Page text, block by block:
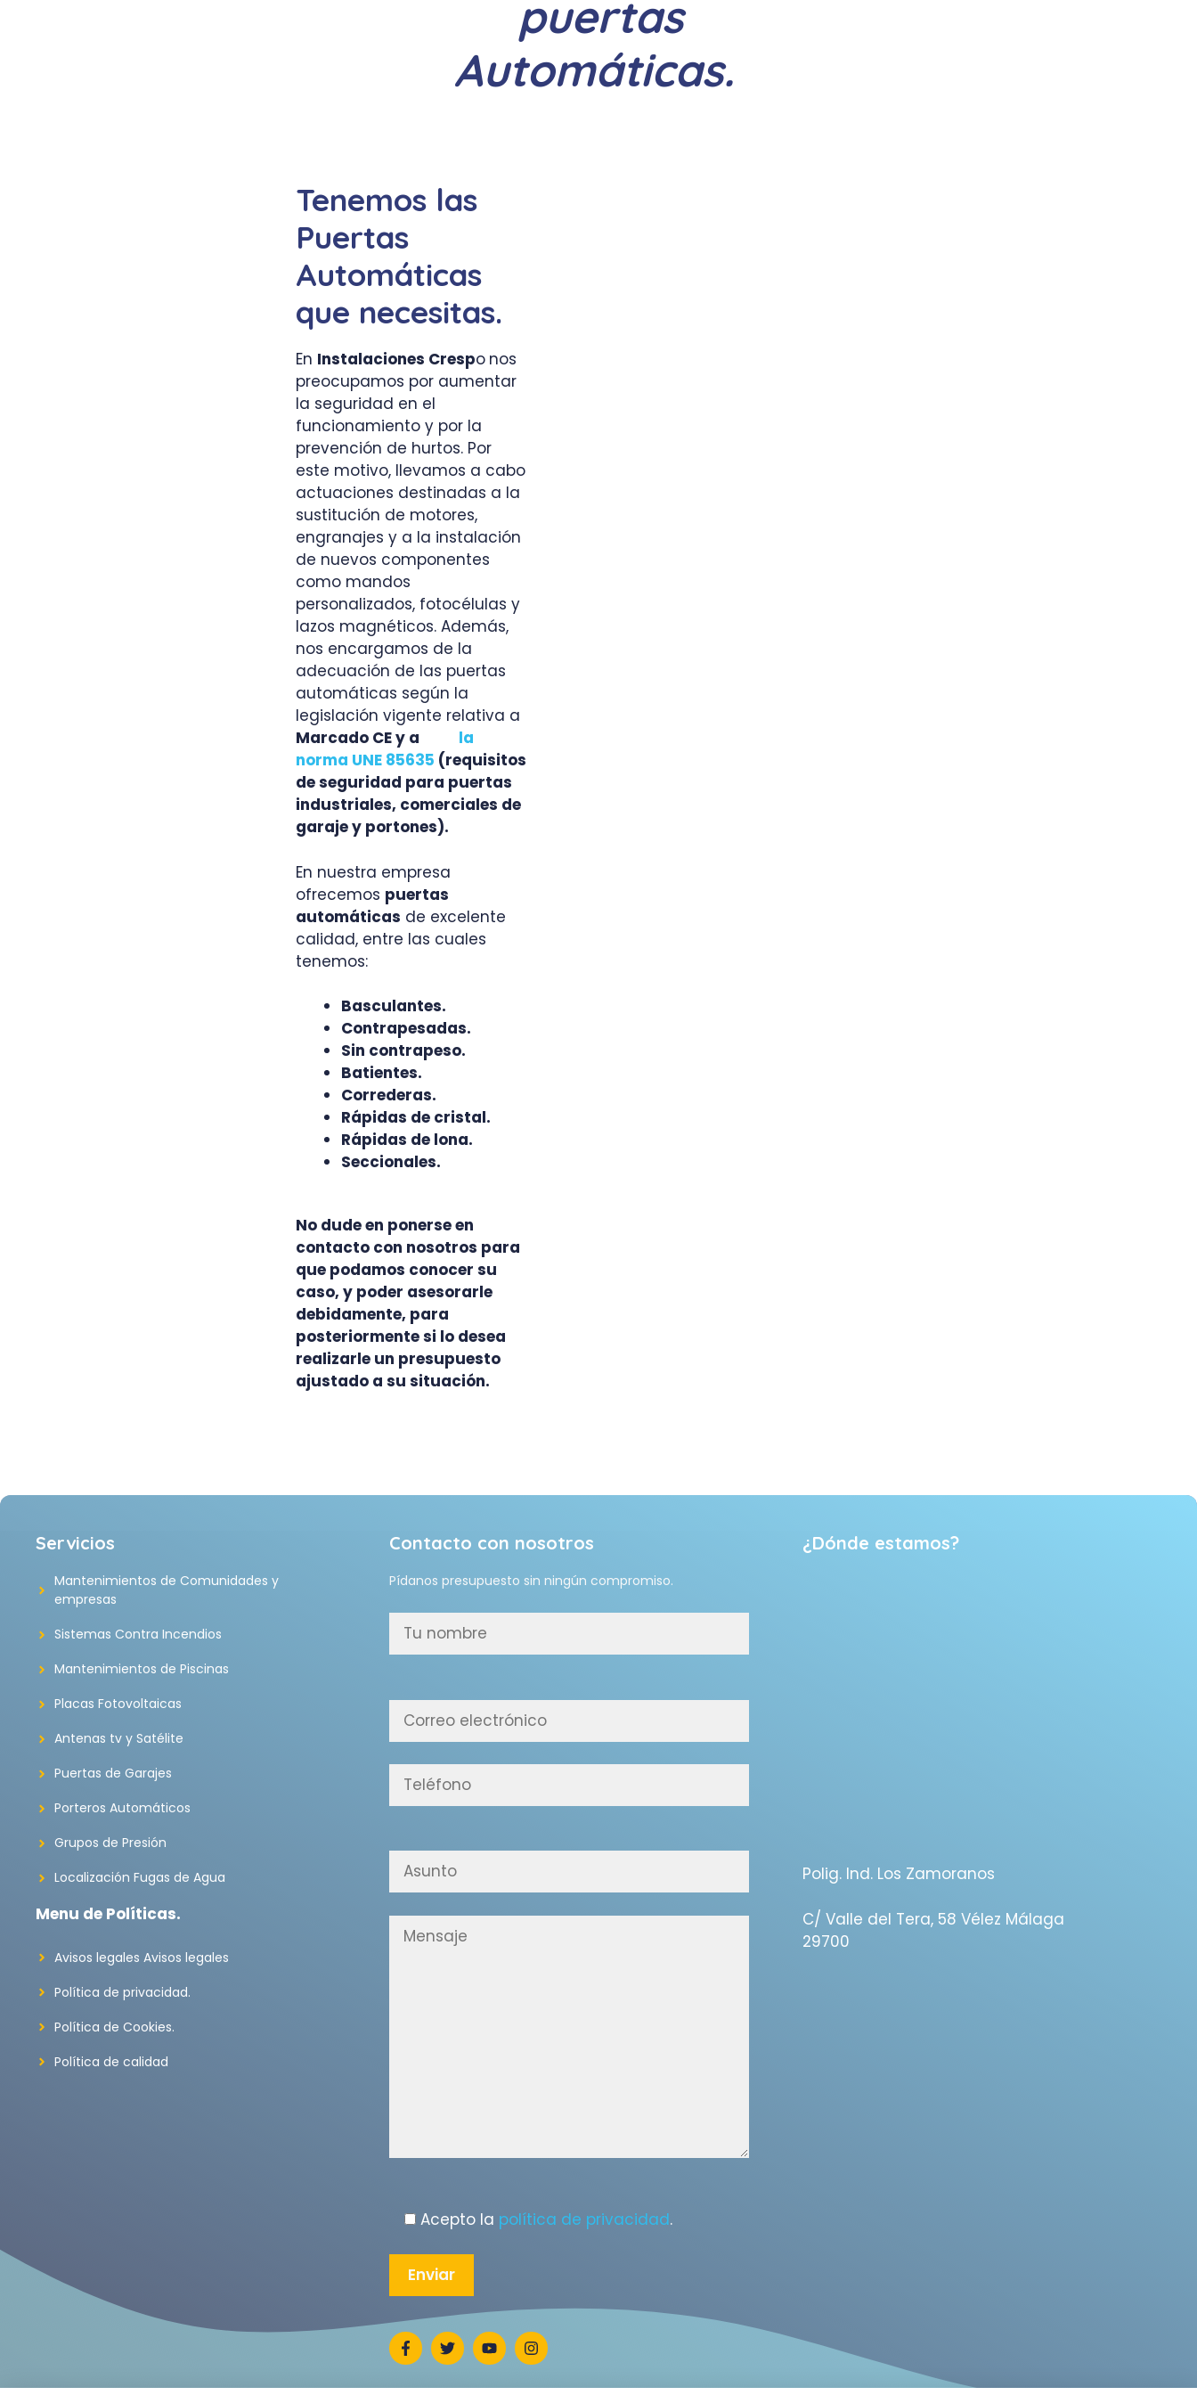
puertas
Automáticas.
Tenemos las
Puertas
Automáticas
que necesitas.
En Instalaciones Crespo nos
preocupamos por aumentar
la seguridad en el
funcionamiento y por la
prevención de hurtos. Por
este motivo, llevamos a cabo
actuaciones destinadas a la
sustitución de motores,
engranajes y a la instalación
de nuevos componentes
como mandos
personalizados, fotocélulas y
lazos magnéticos. Además,
nos encargamos de la
adecuación de las puertas
automáticas según la
legislación vigente relativa a
Marcado CE y a la
norma UNE 85635 (requisitos
de seguridad para puertas
industriales, comerciales de
garaje y portones).
En nuestra empresa
ofrecemos puertas
automáticas de excelente
calidad, entre las cuales
tenemos:
Basculantes.
Contrapesadas.
Sin contrapeso.
Batientes.
Correderas.
Rápidas de cristal.
Rápidas de lona.
Seccionales.
No dude en ponerse en
contacto con nosotros para
que podamos conocer su
caso, y poder asesorarle
debidamente, para
posteriormente si lo desea
realizarle un presupuesto
ajustado a su situación.
Servicios
Mantenimientos de Comunidades y
empresas
Sistemas Contra Incendios
Mantenimientos de Piscinas
Placas Fotovoltaicas
Antenas tv y Satélite
Puertas de Garajes
Porteros Automáticos
Grupos de Presión
Localización Fugas de Agua
Menu de Políticas.
Avisos legales Avisos legales
Política de privacidad.
Política de Cookies.
Política de calidad
Contacto con nosotros
Pídanos presupuesto sin ningún compromiso.
Acepto la política de privacidad.
¿Dónde estamos?
Polig. Ind. Los Zamoranos
C/ Valle del Tera, 58 Vélez Málaga
29700